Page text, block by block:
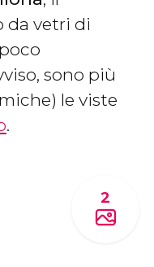
da vetri di
sono più
le viste
.
2